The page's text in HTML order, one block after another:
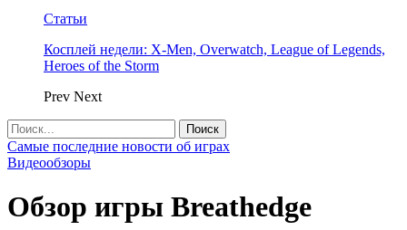
Статьи
Косплей недели: X-Men, Overwatch, League of Legends,
Heroes of the Storm
Prev Next
Самые последние новости об играх
Видеообзоры
Обзор игры Breathedge